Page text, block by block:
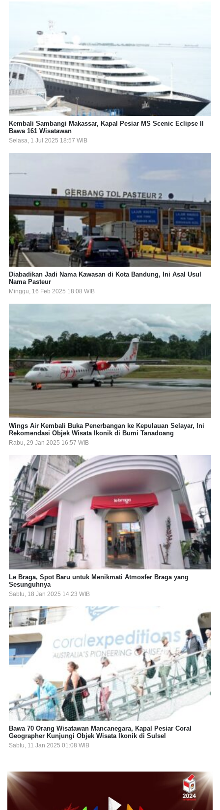
Kembali Sambangi Makassar, Kapal Pesiar MS Scenic Eclipse II
Bawa 161 Wisatawan
Selasa, 1 Jul 2025 18:57 WIB
Diabadikan Jadi Nama Kawasan di Kota Bandung, Ini Asal Usul
Nama Pasteur
Minggu, 16 Feb 2025 18:08 WIB
Wings Air Kembali Buka Penerbangan ke Kepulauan Selayar, Ini
Rekomendasi Objek Wisata Ikonik di Bumi Tanadoang
Rabu, 29 Jan 2025 16:57 WIB
Le Braga, Spot Baru untuk Menikmati Atmosfer Braga yang
Sesunguhnya
Sabtu, 18 Jan 2025 14:23 WIB
Bawa 70 Orang Wisatawan Mancanegara, Kapal Pesiar Coral
Geographer Kunjungi Objek Wisata Ikonik di Sulsel
Sabtu, 11 Jan 2025 01:08 WIB